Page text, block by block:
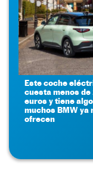
Este coche
cuesta menos
euros y tiene
muchos BMW ya
ofrecen